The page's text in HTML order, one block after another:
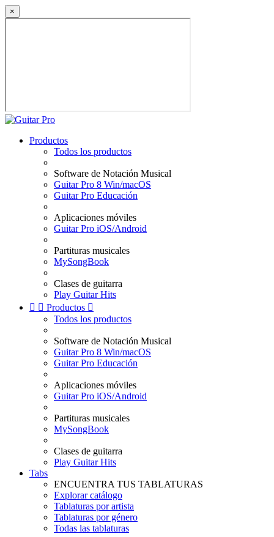
×
Productos
Todos los productos
Software de Notación Musical
Guitar Pro 8 Win/macOS
Guitar Pro Educación
Aplicaciones móviles
Guitar Pro iOS/Android
Partituras musicales
MySongBook
Clases de guitarra
Play Guitar Hits
  Productos 
Todos los productos
Software de Notación Musical
Guitar Pro 8 Win/macOS
Guitar Pro Educación
Aplicaciones móviles
Guitar Pro iOS/Android
Partituras musicales
MySongBook
Clases de guitarra
Play Guitar Hits
Tabs
ENCUENTRA TUS TABLATURAS
Explorar catálogo
Tablaturas por artista
Tablaturas por género
Todas las tablaturas